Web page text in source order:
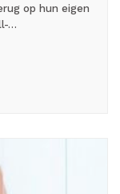
op hun eigen
…